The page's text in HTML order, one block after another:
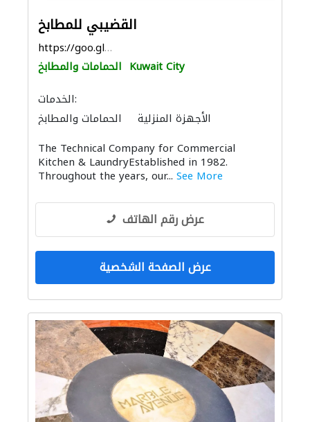
القضيبي للمطابخ
https://goo.gl/maps/PbULN878oy4gESNZ9
الحمامات والمطابخ Kuwait City
الخدمات:
الحمامات والمطابخ
الأجهزة المنزلية
The Technical Company for Commercial
Kitchen & LaundryEstablished in 1982.
Throughout the years, our... See More
عرض رقم الهاتف
عرض الصفحة الشخصية